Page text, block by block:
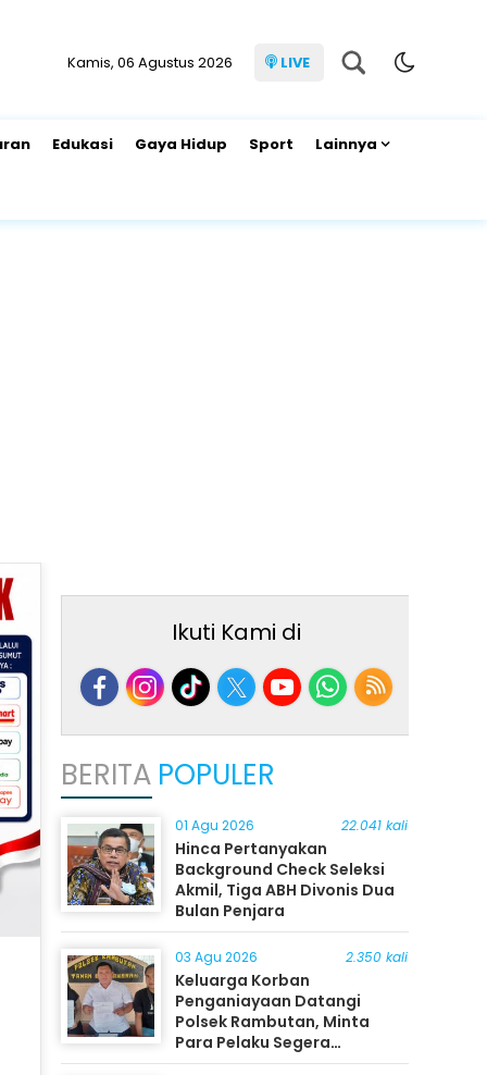
Kamis, 06 Agustus 2026 LIVE
Edukasi Gaya Hidup Sport Lainnya
Ikuti Kami di
BERITA POPULER
01 Agu 2026 22.041 kali
Hinca Pertanyakan
Background Check Seleksi
Akmil, Tiga ABH Divonis Dua
Bulan Penjara
03 Agu 2026 2.350 kali
Keluarga Korban
Penganiayaan Datangi
Polsek Rambutan, Minta
Para Pelaku Segera
Ditangkap